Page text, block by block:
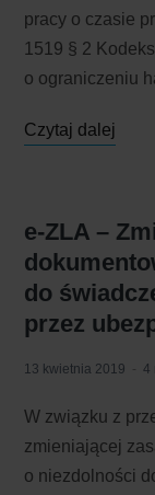
pracy o czasie
1519 § 2
o ograniczeniu
Czytaj dalej
e-ZLA –
do
przez
13 kwietnia 2019 4
W związku z
zmieniającej
o niezdolności